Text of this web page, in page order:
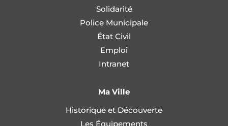
Solidarité
Police Municipale
État Civil
Emploi
Intranet
Ma Ville
Historique et Découverte
Les Équipements